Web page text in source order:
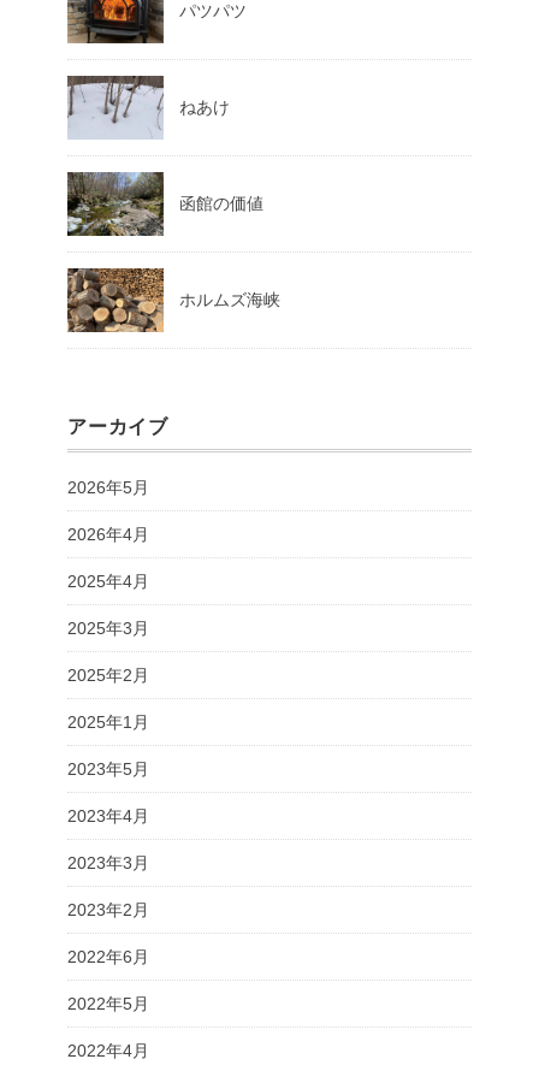
パツパツ
ねあけ
函館の価値
ホルムズ海峡
アーカイブ
2026年5月
2026年4月
2025年4月
2025年3月
2025年2月
2025年1月
2023年5月
2023年4月
2023年3月
2023年2月
2022年6月
2022年5月
2022年4月